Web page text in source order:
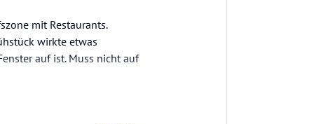
mit Restaurants.
wirkte etwas
auf ist. Muss nicht auf